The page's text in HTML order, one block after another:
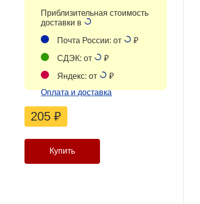
Приблизительная стоимость
доставки в
Почта России: от ₽
СДЭК: от ₽
Яндекс: от
₽
Оплата и доставка
205 ₽